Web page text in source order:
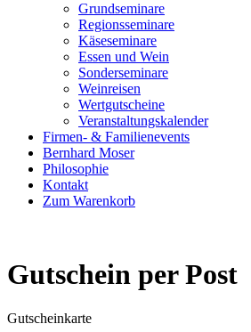
Grundseminare
Regionsseminare
Käseseminare
Essen und Wein
Sonderseminare
Weinreisen
Wertgutscheine
Veranstaltungskalender
Firmen- & Familienevents
Bernhard Moser
Philosophie
Kontakt
Zum Warenkorb
Gutschein per Post
Gutscheinkarte